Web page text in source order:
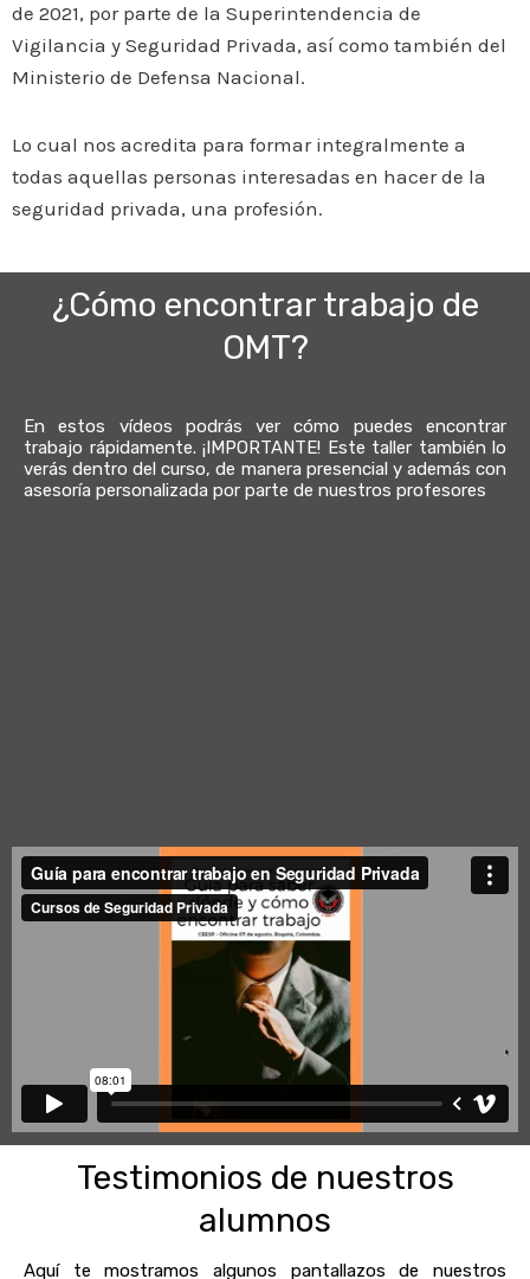
de 2021, por parte de la Superintendencia de
Vigilancia y Seguridad Privada, así como también del
Ministerio de Defensa Nacional.
Lo cual nos acredita para formar integralmente a
todas aquellas personas interesadas en hacer de la
seguridad privada, una profesión.
¿Cómo encontrar trabajo de
OMT?
En estos vídeos podrás ver cómo puedes encontrar
trabajo rápidamente. ¡IMPORTANTE! Este taller también lo
verás dentro del curso, de manera presencial y además con
asesoría personalizada por parte de nuestros profesores
Testimonios de nuestros
alumnos
Aquí te mostramos algunos pantallazos de nuestros